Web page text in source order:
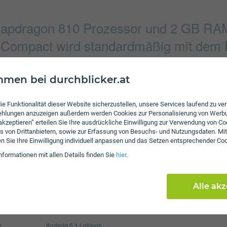
bei durchblicker.at
Funktionalität dieser Website sicherzustellen, unsere Services laufend zu
anzuzeigen außerdem werden Cookies zur Personalisierung von
erteilen Sie Ihre ausdrückliche Einwilligung zur Verwendung von
von Drittanbietern, sowie zur Erfassung von Besuchs- und Nutzungsdaten.
Sie Ihre Einwilligung individuell anpassen und das Setzen entsprechender
mit allen Details finden Sie hier.
Alle
810 Prozessor und 2 GB
wird standardmäßig mit
ausgeliefert.
2560 x 1920 Pixel
5520 x 4140 Pixel
Verbindung
Bluetooth
NFC
Android 5.1 Lollipop